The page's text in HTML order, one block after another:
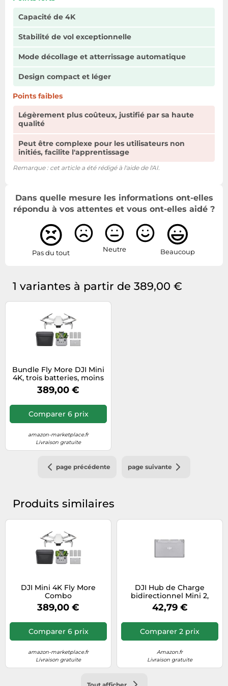
Capacité de 4K
Stabilité de vol exceptionnelle
Mode décollage et atterrissage automatique
Design compact et léger
Points faibles
Légèrement plus coûteux, justifié par sa haute
qualité
Peut être complexe pour les utilisateurs non
initiés, facilite l'apprentissage
Remarque : cet article a été rédigé à l'aide de l'AI.
Dans quelle mesure les informations ont-elles
répondu à vos attentes et vous ont-elles aidé ?
Pas du tout Neutre Beaucoup
1 variantes à partir de 389,00 €
Bundle Fly More DJI Mini
4K, trois batteries, moins
de 249 g
389,00 €
Comparer 6 prix
amazon-marketplace.fr
Livraison gratuite
page précédente page suivante
Produits similaires
DJI Mini 4K Fly More
Combo
389,00 €
Comparer 6 prix
amazon-marketplace.fr
Livraison gratuite
DJI Hub de Charge
bidirectionnel Mini 2,
Compatibilité: DJI Mini 2
SE, DJI Mini 4K, DJI Mini 2,
DJI Mini SE
42,79 €
Comparer 2 prix
Amazon.fr
Livraison gratuite